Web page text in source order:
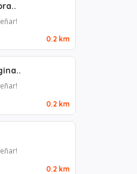
0.2 km
0.2 km
0.2 km